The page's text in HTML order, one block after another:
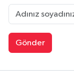
Gönder